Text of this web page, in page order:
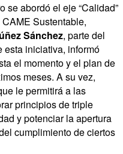
se abordó el eje “Calidad”
Sustentable,
Sánchez, parte del
iniciativa, informó
el momento y el plan de
meses. A su vez,
le permitirá a las
principios de triple
y potenciar la apertura
cumplimiento de ciertos